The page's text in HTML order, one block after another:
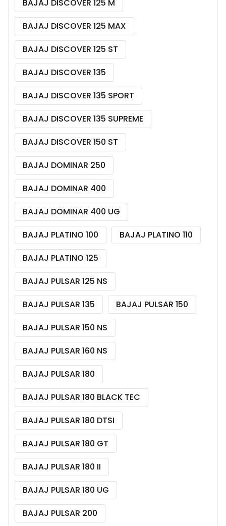
BAJAJ DISCOVER 125 M
BAJAJ DISCOVER 125 MAX
BAJAJ DISCOVER 125 ST
BAJAJ DISCOVER 135
BAJAJ DISCOVER 135 SPORT
BAJAJ DISCOVER 135 SUPREME
BAJAJ DISCOVER 150 ST
BAJAJ DOMINAR 250
BAJAJ DOMINAR 400
BAJAJ DOMINAR 400 UG
BAJAJ PLATINO 100
BAJAJ PLATINO 110
BAJAJ PLATINO 125
BAJAJ PULSAR 125 NS
BAJAJ PULSAR 135
BAJAJ PULSAR 150
BAJAJ PULSAR 150 NS
BAJAJ PULSAR 160 NS
BAJAJ PULSAR 180
BAJAJ PULSAR 180 BLACK TEC
BAJAJ PULSAR 180 DTSI
BAJAJ PULSAR 180 GT
BAJAJ PULSAR 180 II
BAJAJ PULSAR 180 UG
BAJAJ PULSAR 200